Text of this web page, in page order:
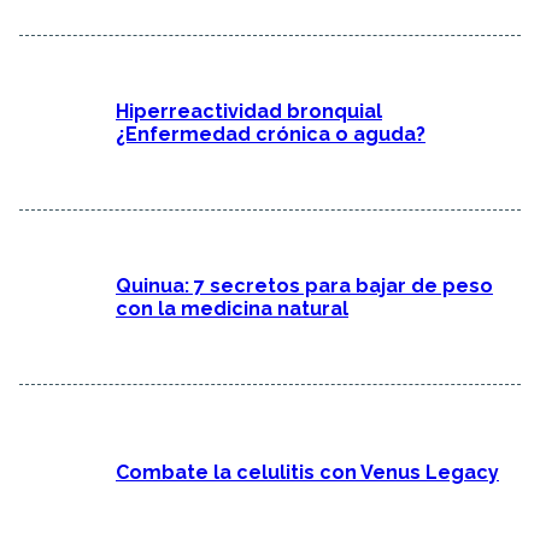
Hiperreactividad bronquial
¿Enfermedad crónica o aguda?
Quinua: 7 secretos para bajar de peso
con la medicina natural
Combate la celulitis con Venus Legacy